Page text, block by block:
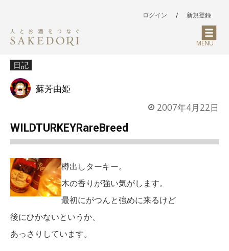
ログイン / 新規登録
MENU
日記
蘇芳由姫
2007年4月22日
WILDTURKEYRareBreed
樽出しターキー。
木の香りが強い気がします。
最初にがつんと強めに来るけど
後にひかないというか、
あっさりしています。